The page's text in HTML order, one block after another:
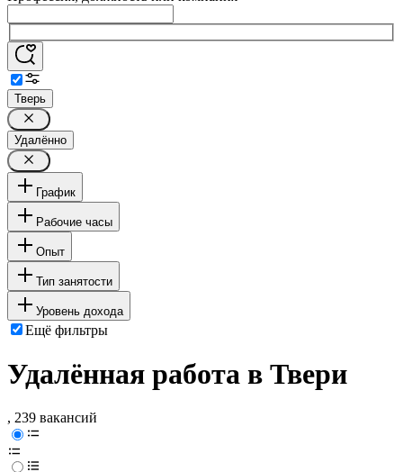
Тверь
Удалённо
График
Рабочие часы
Опыт
Тип занятости
Уровень дохода
Ещё фильтры
Удалённая работа в Твери
, 239 вакансий